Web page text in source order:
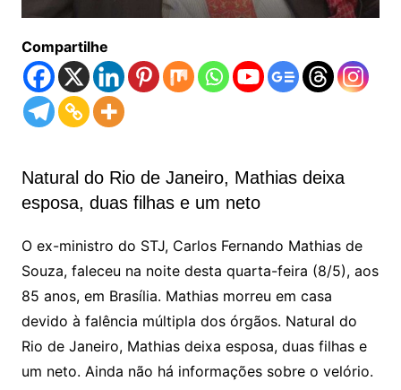
Compartilhe
Natural do Rio de Janeiro, Mathias deixa
esposa, duas filhas e um neto
O ex-ministro do STJ, Carlos Fernando Mathias de
Souza, faleceu na noite desta quarta-feira (8/5), aos
85 anos, em Brasília. Mathias morreu em casa
devido à falência múltipla dos órgãos. Natural do
Rio de Janeiro, Mathias deixa esposa, duas filhas e
um neto. Ainda não há informações sobre o velório.